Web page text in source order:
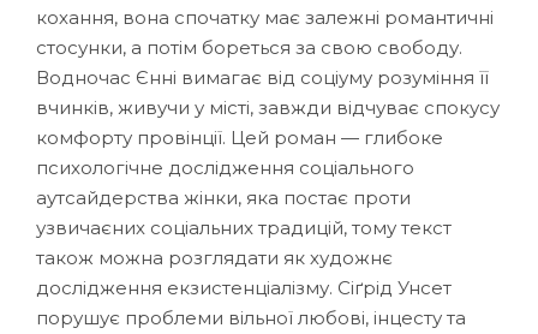
кохання, вона спочатку має залежні романтичні
стосунки, а потім бореться за свою свободу.
Водночас Єнні вимагає від соціуму розуміння її
вчинків, живучи у місті, завжди відчуває спокусу
комфорту провінції. Цей роман — глибоке
психологічне дослідження соціального
аутсайдерства жінки, яка постає проти
узвичаєних соціальних традицій, тому текст
також можна розглядати як художнє
дослідження екзистенціалізму. Сіґрід Унсет
порушує проблеми вільної любові, інцесту та